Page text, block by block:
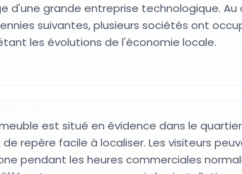
d'une grande entreprise technologique. Au
suivantes, plusieurs sociétés ont
les évolutions de l'économie locale.
est situé en évidence dans le
repère facile à localiser. Les visiteurs
pendant les heures commerciales